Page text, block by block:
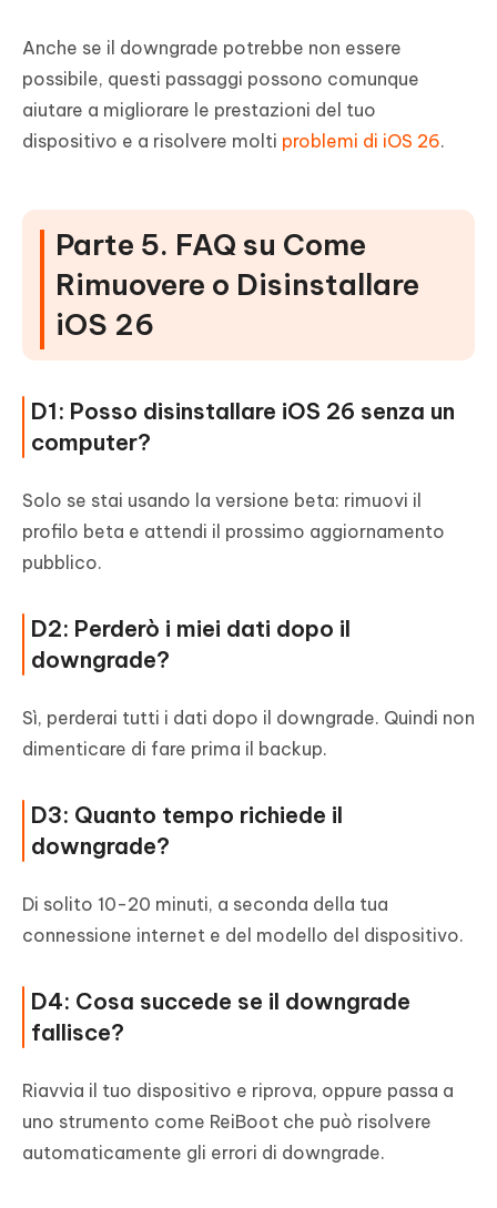
Anche se il downgrade potrebbe non essere
possibile, questi passaggi possono comunque
aiutare a migliorare le prestazioni del tuo
dispositivo e a risolvere molti problemi di iOS 26.
Parte 5. FAQ su Come
Rimuovere o Disinstallare
iOS 26
D1: Posso disinstallare iOS 26 senza un
computer?
Solo se stai usando la versione beta: rimuovi il
profilo beta e attendi il prossimo aggiornamento
pubblico.
D2: Perderò i miei dati dopo il
downgrade?
Sì, perderai tutti i dati dopo il downgrade. Quindi non
dimenticare di fare prima il backup.
D3: Quanto tempo richiede il
downgrade?
Di solito 10-20 minuti, a seconda della tua
connessione internet e del modello del dispositivo.
D4: Cosa succede se il downgrade
fallisce?
Riavvia il tuo dispositivo e riprova, oppure passa a
uno strumento come ReiBoot che può risolvere
automaticamente gli errori di downgrade.